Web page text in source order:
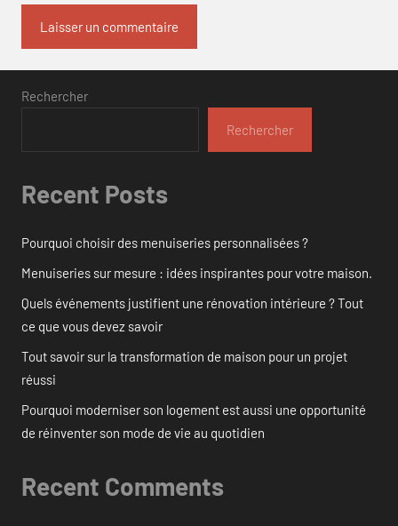
Rechercher
Rechercher
Recent Posts
Pourquoi choisir des menuiseries personnalisées ?
Menuiseries sur mesure : idées inspirantes pour votre maison.
Quels événements justifient une rénovation intérieure ? Tout
ce que vous devez savoir
Tout savoir sur la transformation de maison pour un projet
réussi
Pourquoi moderniser son logement est aussi une opportunité
de réinventer son mode de vie au quotidien
Recent Comments